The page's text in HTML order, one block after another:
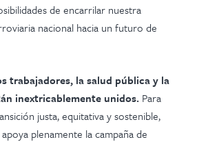
de encarrilar nuestra
nacional hacia un futuro de
trabajadores, la salud pública y la
inextricablemente unidos. Para
justa, equitativa y sostenible,
plenamente la campaña de